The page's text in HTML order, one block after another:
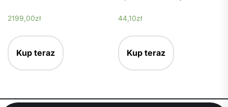
2199,00zł
Kup teraz
44,10zł
Kup teraz